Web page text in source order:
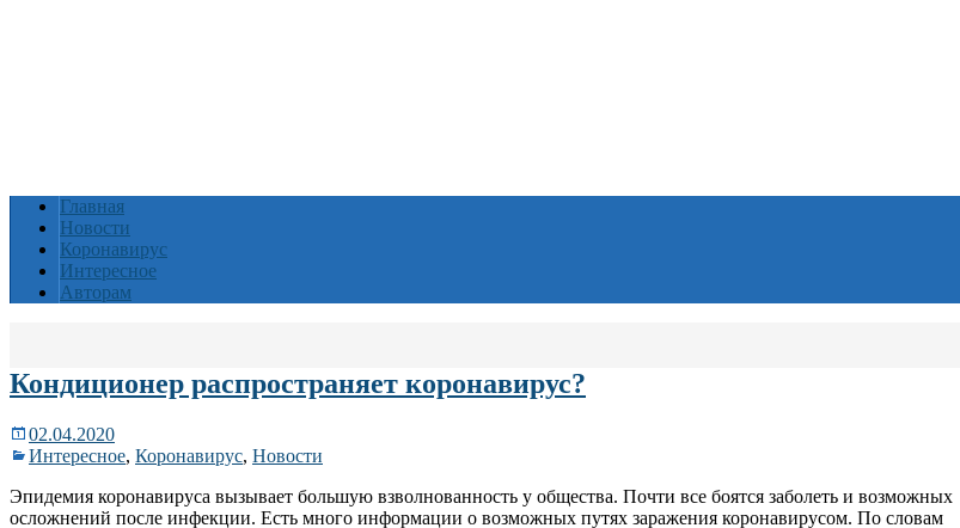
Главная
Новости
Коронавирус
Интересное
Авторам
Кондиционер распространяет коронавирус?
02.04.2020
Интересное, Коронавирус, Новости
Эпидемия коронавируса вызывает большую взволнованность у общества. Почти все боятся заболеть и возможных
осложнений после инфекции. Есть много информации о возможных путях заражения коронавирусом. По словам